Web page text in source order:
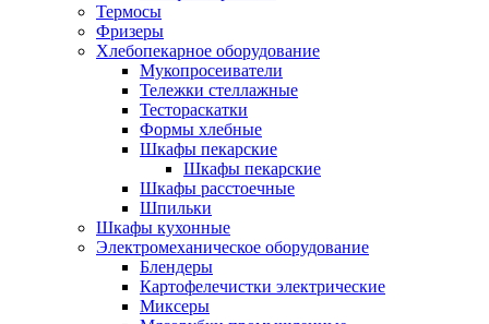
Термосы
Фризеры
Хлебопекарное оборудование
Мукопросеиватели
Тележки стеллажные
Тестораскатки
Формы хлебные
Шкафы пекарские
Шкафы пекарские
Шкафы расстоечные
Шпильки
Шкафы кухонные
Электромеханическое оборудование
Блендеры
Картофелечистки электрические
Миксеры